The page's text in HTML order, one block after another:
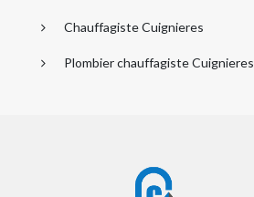
Chauffagiste Cuignieres
Plombier chauffagiste Cuignieres